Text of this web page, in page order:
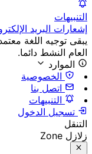
التنبيهات
إشعارات البريد
يبقى توجيه اللغة
العام النشط دائما.
الموارد
الخصوصية
اتصل بنا
التنبيهات
تسجيل الدخول
التنقل
زلازل Zone